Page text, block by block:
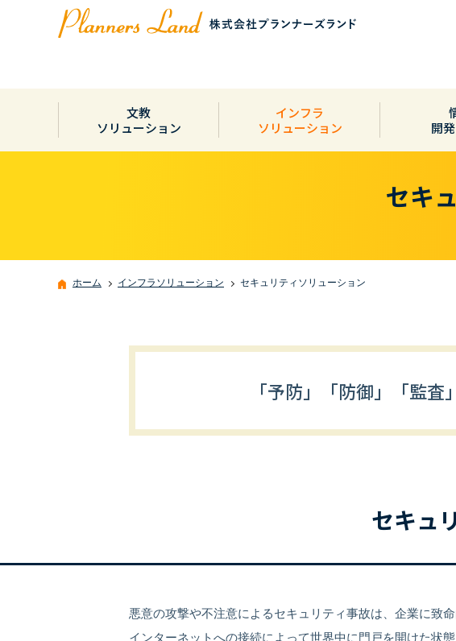
文教
ソリューション
インフラ
ソリューション
開
セキ
ホーム インフラソリューション セキュリティソリューション
「予防」「防御」「監
セキュ
悪意の攻撃や不注意によるセキュリティ事故は、企業に致
インターネットへの接続によって世界中に門戸を開けた状